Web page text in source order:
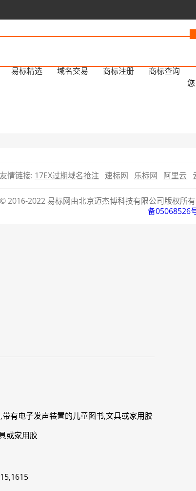
易标精选 域名交易 商标注册 商标查询
有电子发声装置的儿童图书,文具或家用胶
或家用胶
友情链接: 17EX过期域名抢注 速标网 乐标网 阿里云
© 2016-2022 易标网由北京迈杰博科技有限公司版权所
备05068526